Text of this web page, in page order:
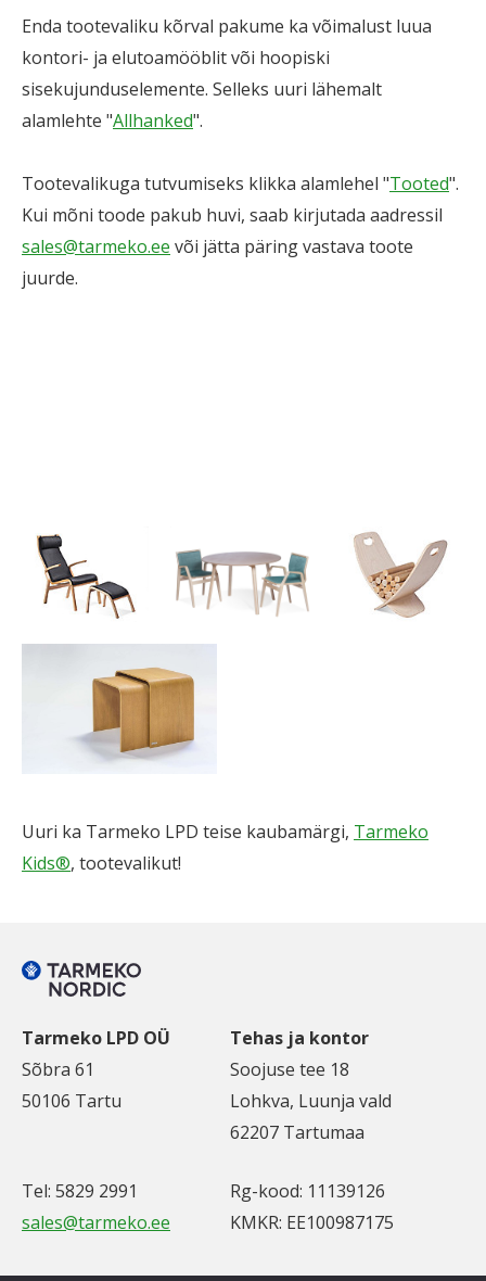
Enda tootevaliku kõrval pakume ka võimalust luua
kontori- ja elutoamööblit või hoopiski
sisekujunduselemente. Selleks uuri lähemalt
alamlehte "Allhanked".
Tootevalikuga tutvumiseks klikka alamlehel "Tooted".
Kui mõni toode pakub huvi, saab kirjutada aadressil
sales@tarmeko.ee või jätta päring vastava toote
juurde.
Uuri ka Tarmeko LPD teise kaubamärgi, Tarmeko
Kids®, tootevalikut!
Tarmeko LPD OÜ
Sõbra 61
50106 Tartu
Tehas ja kontor
Soojuse tee 18
Lohkva, Luunja vald
62207 Tartumaa
Tel: 5829 2991
sales@tarmeko.ee
Rg-kood: 11139126
KMKR: EE100987175